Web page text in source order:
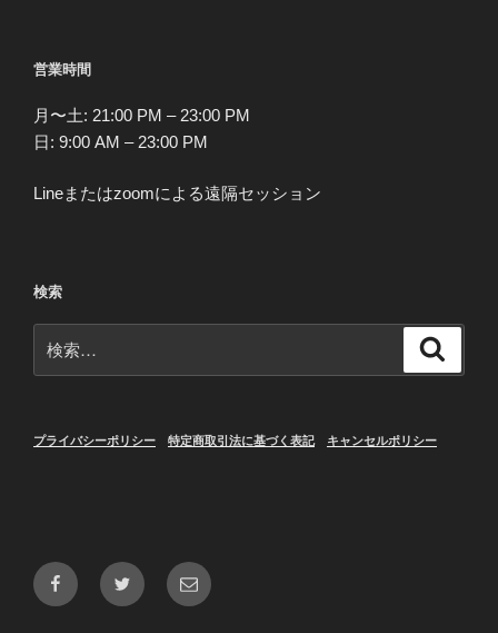
営業時間
月〜土: 21:00 PM – 23:00 PM
日: 9:00 AM – 23:00 PM
Lineまたはzoomによる遠隔セッション
検索
索:
プライバシーポリシー 特定商取引法に基づく表記 キャンセルポリシー
FacebookTwitter
メ
ー